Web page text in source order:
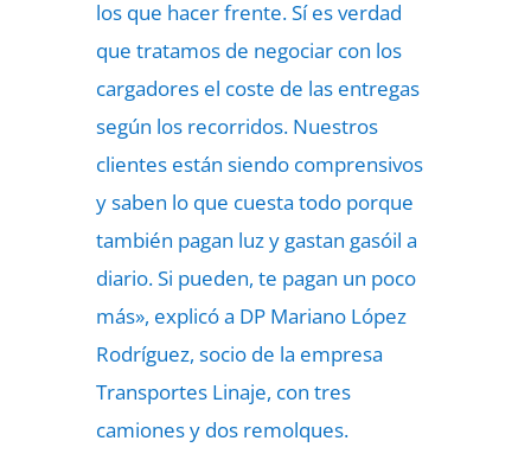
los que hacer frente. Sí es verdad
que tratamos de negociar con los
cargadores el coste de las entregas
según los recorridos. Nuestros
clientes están siendo comprensivos
y saben lo que cuesta todo porque
también pagan luz y gastan gasóil a
diario. Si pueden, te pagan un poco
más», explicó a DP Mariano López
Rodríguez, socio de la empresa
Transportes Linaje, con tres
camiones y dos remolques.